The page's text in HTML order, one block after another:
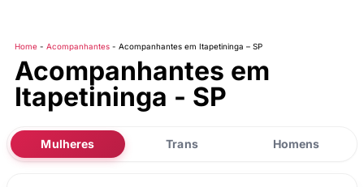
Home - Acompanhantes - Acompanhantes em Itapetininga – SP
Acompanhantes em
Itapetininga - SP
Mulheres Trans Homens